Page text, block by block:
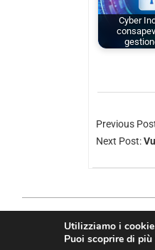
Cyber
Previous
Next Post:
Copyright © 2026
Utilizziamo i
Puoi scoprire di